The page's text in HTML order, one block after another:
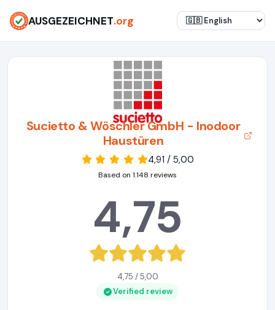
AUSGEZEICHNET.org
Sucietto & Wöschler GmbH - Inodoor
Haustüren
4,91 / 5,00
Based on 1.148 reviews
4,75
4,75 / 5,00
Verified review